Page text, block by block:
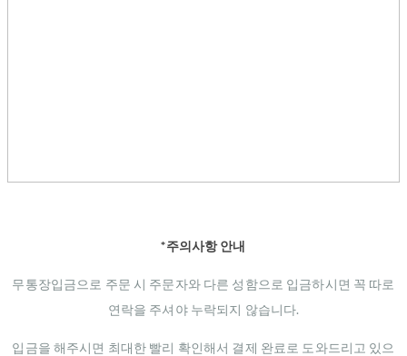
*주의사항 안내
무통장입금으로 주문 시 주문자와 다른 성함으로 입금하시면 꼭 따로
연락을 주셔야 누락되지 않습니다.
입금을 해주시면 최대한 빨리 확인해서 결제 완료로 도와드리고 있으